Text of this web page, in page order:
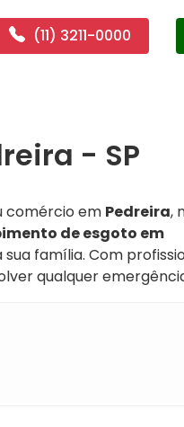
(11) 3211-0000
- SP
comércio em Pedreira,
de esgoto em
família. Com
qualquer